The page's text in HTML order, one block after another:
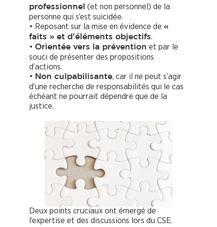
professionnel (et non personnel) de la
personne qui s’est suicidée.
• Reposant sur la mise en évidence de «
faits » et d’éléments objectifs.
• Orientée vers la prévention et par le
souci de présenter des propositions
d’actions.
• Non culpabilisante, car il ne peut s’agir
d’une recherche de responsabilités qui le cas
échéant ne pourrait dépendre que de la
justice.
Deux points cruciaux ont émergé de
l’expertise et des discussions lors du CSE.